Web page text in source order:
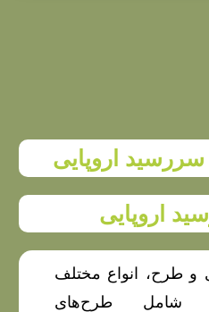
سررسید اروپایی
اروپایی
طرح، انواع مختلف
شامل طرح‌های